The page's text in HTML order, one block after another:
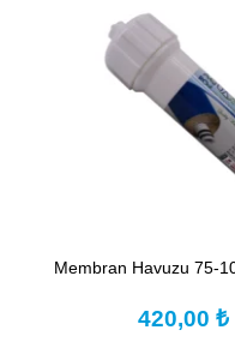
Membran Havuzu 75-
420,00₺